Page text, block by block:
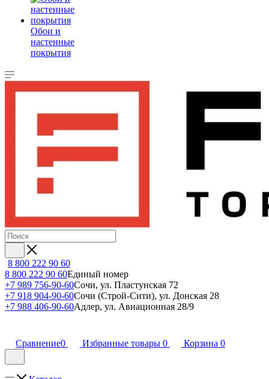
Обои и
настенные
покрытия
8 800 222 90 60
8 800 222 90 60Единый номер
+7 989 756-90-60Сочи, ул. Пластунская 72
+7 918 904-90-60Сочи (Строй-Сити), ул. Донская 28
+7 988 406-90-60Адлер, ул. Авиационная 28/9
Сравнение0 Избранные товары 0 Корзина 0